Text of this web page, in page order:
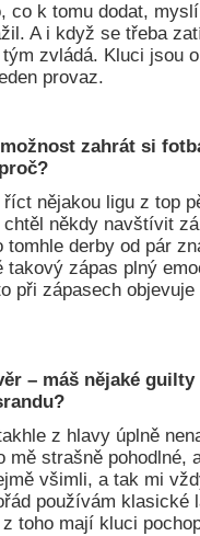
co k tomu dodat,
A i když se třeba
zvládá. Kluci jsou
provaz.
zahrát si
?
nějakou ligu z top
chtěl někdy navštívit
tomhle derby od pár
takový zápas plný
při zápasech
– máš nějaké guilty
?
z hlavy úplně
mě strašně
všimli, a tak mi
používám klasické
toho mají kluci